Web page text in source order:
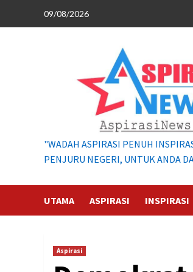
09/08/2026
"WADAH ASPIRASI PENUH
PENJURU NEGERI, UNTUK ANDA
UTAMA ASPIRASI INSPIRASI
Aspirasi